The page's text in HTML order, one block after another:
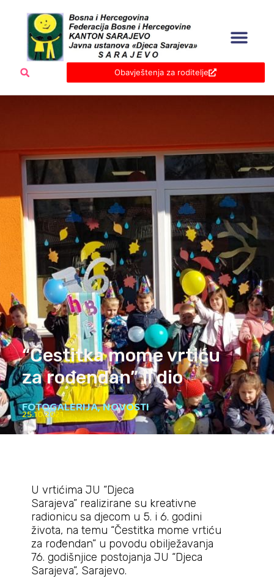
content
Obavještenja za roditelje
“Čestitka mome vrtiću
za rođendan” II dio
FOTOGALERIJA,NOVOSTI
25.10.2021
U vrtićima JU “Djeca
Sarajeva” realizirane su kreativne
radionicu sa djecom u 5. i 6. godini
života, na temu “Čestitka mome vrtiću
za rođendan” u povodu obilježavanja
76. godišnjice postojanja JU “Djeca
Sarajeva”, Sarajevo.